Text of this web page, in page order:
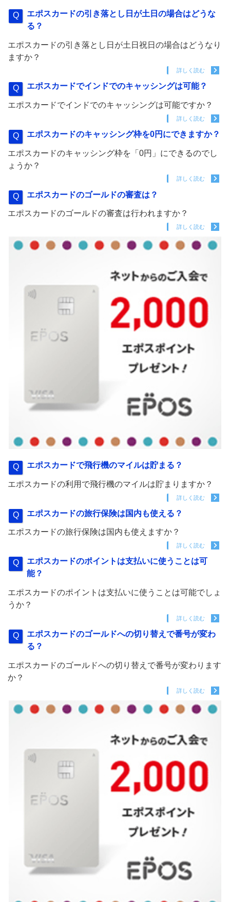
エポスカードの引き落とし日が土日の場合はどうな
る？
エポスカードの引き落とし日が土日祝日の場合はどうなり
ますか？
詳しく読む
エポスカードでインドでのキャッシングは可能？
エポスカードでインドでのキャッシングは可能ですか？
詳しく読む
エポスカードのキャッシング枠を0円にできますか？
エポスカードのキャッシング枠を「0円」にできるのでし
ょうか？
詳しく読む
エポスカードのゴールドの審査は？
エポスカードのゴールドの審査は行われますか？
詳しく読む
エポスカードで飛行機のマイルは貯まる？
エポスカードの利用で飛行機のマイルは貯まりますか？
詳しく読む
エポスカードの旅行保険は国内も使える？
エポスカードの旅行保険は国内も使えますか？
詳しく読む
エポスカードのポイントは支払いに使うことは可
能？
エポスカードのポイントは支払いに使うことは可能でしょ
うか？
詳しく読む
エポスカードのゴールドへの切り替えで番号が変わ
る？
エポスカードのゴールドへの切り替えで番号が変わります
か？
詳しく読む